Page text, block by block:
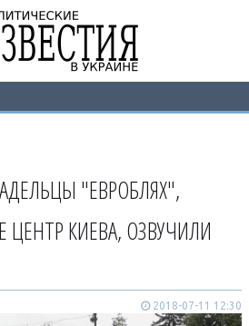
"ЕВРОБЛЯХ",
КИЕВА, ОЗВУЧИЛИ
2018-07-11 12:30